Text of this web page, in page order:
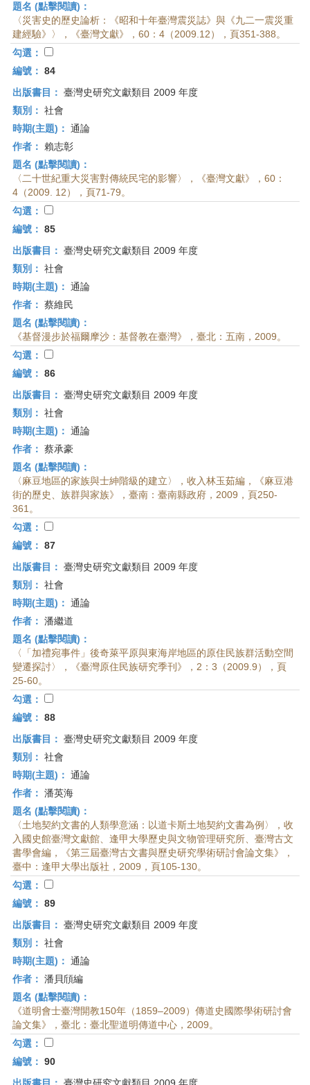
題名 (點擊閱讀)：
〈災害史的歷史論析：《昭和十年臺灣震災誌》與《九二一震災重
建經驗》〉，《臺灣文獻》，60：4（2009.12），頁351-388。
勾選：
編號： 84
出版書目： 臺灣史研究文獻類目 2009 年度
類別： 社會
時期(主題)： 通論
作者：
賴志彰
題名 (點擊閱讀)：
〈二十世紀重大災害對傳統民宅的影響〉，《臺灣文獻》，60：
4（2009. 12），頁71-79。
勾選：
編號： 85
出版書目： 臺灣史研究文獻類目 2009 年度
類別： 社會
時期(主題)： 通論
作者： 蔡維民
題名 (點擊閱讀)：
《基督漫步於福爾摩沙：基督教在臺灣》，臺北：五南，2009。
勾選：
編號： 86
出版書目： 臺灣史研究文獻類目 2009 年度
類別： 社會
時期(主題)： 通論
作者： 蔡承豪
題名 (點擊閱讀)：
〈麻豆地區的家族與士紳階級的建立〉，收入林玉茹編，《麻豆港
街的歷史、族群與家族》，臺南：臺南縣政府，2009，頁250-
361。
勾選：
編號： 87
出版書目： 臺灣史研究文獻類目 2009 年度
類別： 社會
時期(主題)： 通論
作者： 潘繼道
題名 (點擊閱讀)：
〈「加禮宛事件」後奇萊平原與東海岸地區的原住民族群活動空間
變遷探討〉，《臺灣原住民族研究季刊》，2：3（2009.9），頁
25-60。
勾選：
編號： 88
出版書目： 臺灣史研究文獻類目 2009 年度
類別： 社會
時期(主題)： 通論
作者： 潘英海
題名 (點擊閱讀)：
〈土地契約文書的人類學意涵：以道卡斯土地契約文書為例〉，收
入國史館臺灣文獻館、逢甲大學歷史與文物管理研究所、臺灣古文
書學會編，《第三屆臺灣古文書與歷史研究學術研討會論文集》，
臺中：逢甲大學出版社，2009，頁105-130。
勾選：
編號： 89
出版書目： 臺灣史研究文獻類目 2009 年度
類別： 社會
時期(主題)： 通論
作者： 潘貝頎編
題名 (點擊閱讀)：
《道明會士臺灣開教150年（1859–2009）傳道史國際學術研討會
論文集》，臺北：臺北聖道明傳道中心，2009。
勾選：
編號： 90